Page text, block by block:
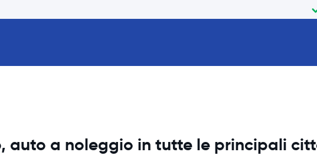
auto a noleggio in tutte le principali